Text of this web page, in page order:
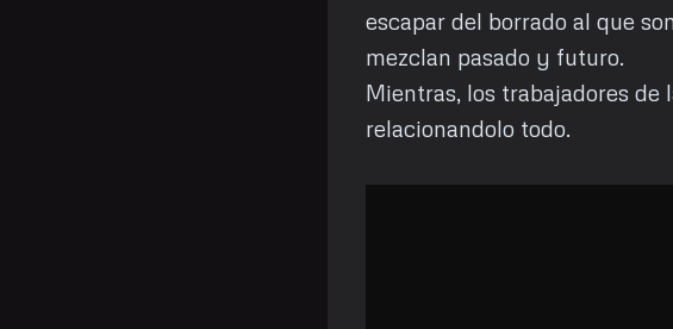
escapar del borrado al que
mezclan pasado y futuro.
Mientras, los trabajadores de
relacionandolo todo.